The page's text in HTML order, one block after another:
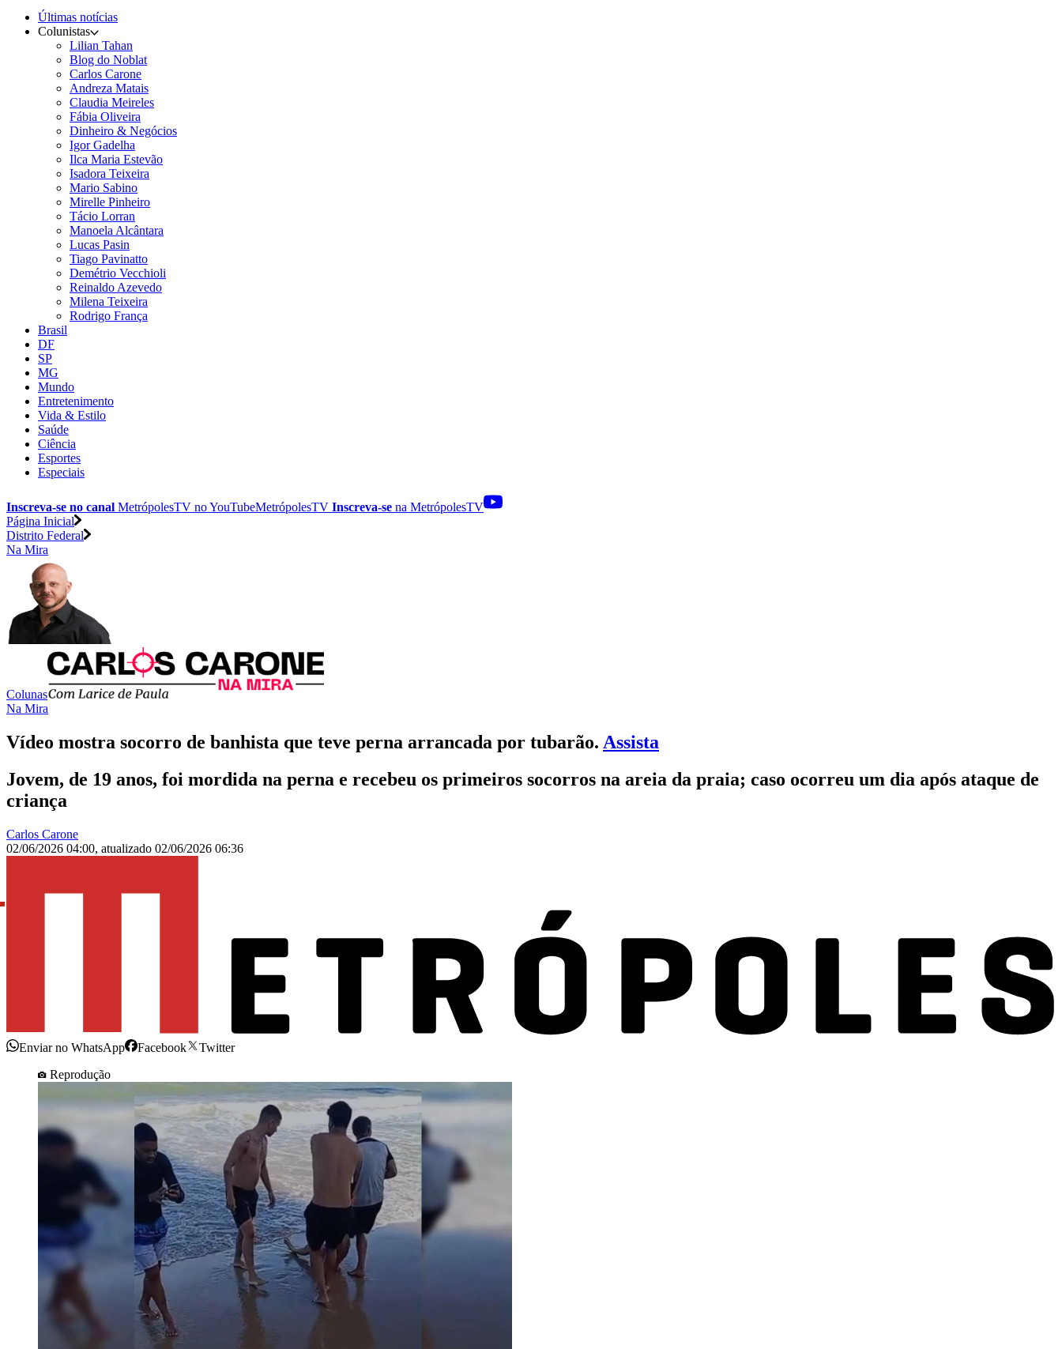
Últimas notícias
Colunistas
Lilian Tahan
Blog do Noblat
Carlos Carone
Andreza Matais
Claudia Meireles
Fábia Oliveira
Dinheiro & Negócios
Igor Gadelha
Ilca Maria Estevão
Isadora Teixeira
Mario Sabino
Mirelle Pinheiro
Tácio Lorran
Manoela Alcântara
Lucas Pasin
Tiago Pavinatto
Demétrio Vecchioli
Reinaldo Azevedo
Milena Teixeira
Rodrigo França
Brasil
DF
SP
MG
Mundo
Entretenimento
Vida & Estilo
Saúde
Ciência
Esportes
Especiais
Inscreva-se no canal MetrópolesTV noYouTubeMetrópolesTV Inscreva-se na MetrópolesTV
Página Inicial
Distrito Federal
Na Mira
Colunas
Na Mira
Vídeo mostra socorro de banhista que teve perna arrancada por tubarão. Assista
Jovem, de 19 anos, foi mordida na perna e recebeu os primeiros socorros na areia da praia; caso ocorreu um dia após ataque de
criança
Carlos Carone
02/06/2026 04:00, atualizado 02/06/2026 06:36
Enviar no WhatsApp Facebook
Twitter
Reprodução